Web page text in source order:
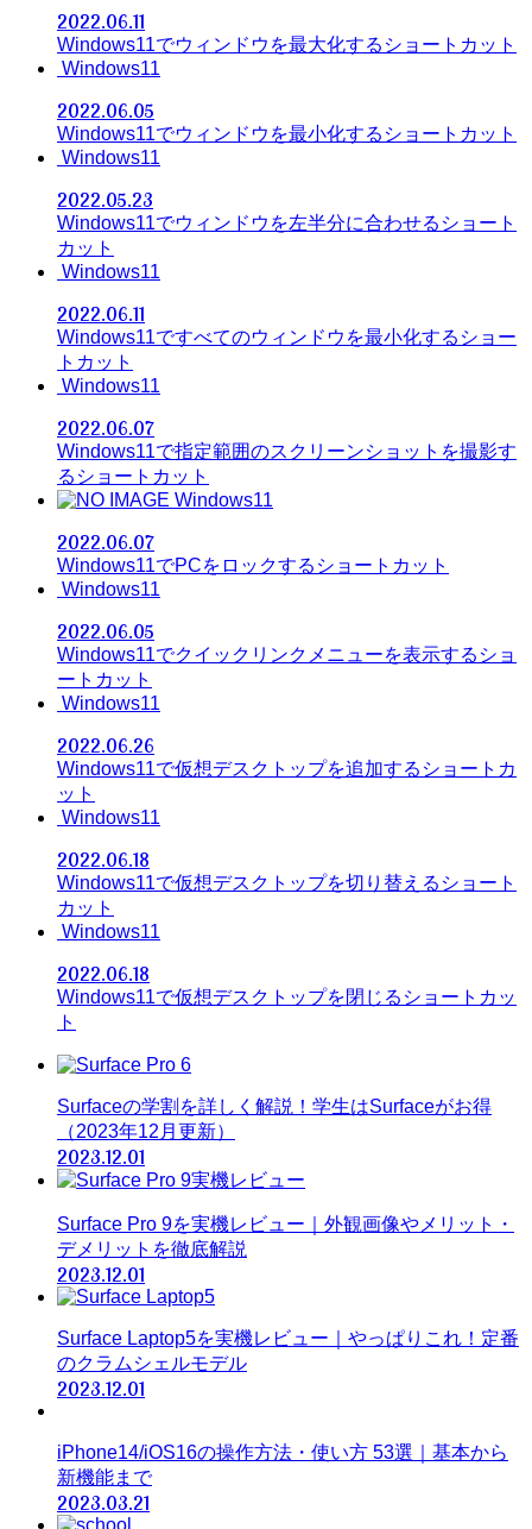
2022.06.11
Windows11でウィンドウを最大化するショートカット
Windows11
2022.06.05
Windows11でウィンドウを最小化するショートカット
Windows11
2022.05.23
Windows11でウィンドウを左半分に合わせるショート
カット
Windows11
2022.06.11
Windows11ですべてのウィンドウを最小化するショー
トカット
Windows11
2022.06.07
Windows11で指定範囲のスクリーンショットを撮影す
るショートカット
Windows11
2022.06.07
Windows11でPCをロックするショートカット
Windows11
2022.06.05
Windows11でクイックリンクメニューを表示するショ
ートカット
Windows11
2022.06.26
Windows11で仮想デスクトップを追加するショートカ
ット
Windows11
2022.06.18
Windows11で仮想デスクトップを切り替えるショート
カット
Windows11
2022.06.18
Windows11で仮想デスクトップを閉じるショートカッ
ト
Surfaceの学割を詳しく解説！学生はSurfaceがお得
（2023年12月更新）
2023.12.01
Surface Pro 9を実機レビュー｜外観画像やメリット・
デメリットを徹底解説
2023.12.01
Surface Laptop5を実機レビュー｜やっぱりこれ！定番
のクラムシェルモデル
2023.12.01
iPhone14/iOS16の操作方法・使い方 53選｜基本から
新機能まで
2023.03.21